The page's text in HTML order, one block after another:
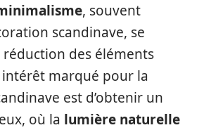
, souvent
scandinave, se
des éléments
marqué pour la
est d’obtenir un
où la lumière naturelle